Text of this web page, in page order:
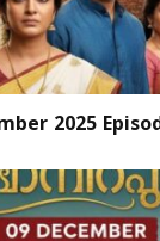
2025